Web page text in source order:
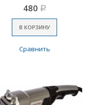
480 Р
В КОРЗИНУ
Сравнить